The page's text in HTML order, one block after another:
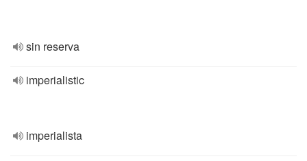
sin reserva
imperialistic
imperialista